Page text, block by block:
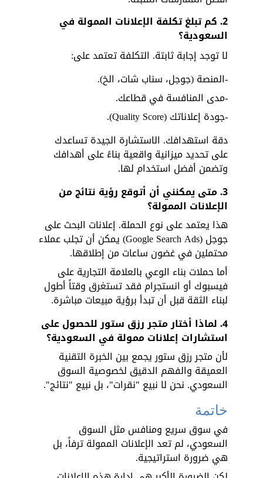
2. كم تبلغ تكلفة الإعلانات الممولة في
السعودية؟
لا توجد إجابة ثابتة. التكلفة تعتمد على:
-المنصة (جوجل، سناب شات، الخ).
-مدى المنافسة في قطاعك.
-جودة إعلاناتك (Quality Score).
دقة استهدافك. الاستشارة الجيدة تساعدك
على تحديد ميزانية واقعية بناءً على أهدافك
وتضمن أفضل استخدام لها.
3. متى يمكنني أن أتوقع رؤية نتائج من
الإعلانات الممولة؟
هذا يعتمد على نوع الحملة. إعلانات البحث على
جوجل (Google Search Ads) يمكن أن تجلب عملاء
محتملين في غضون ساعات من إطلاقها.
أما حملات بناء الوعي بالعلامة التجارية على
فيسبوك أو انستجرام فقد تستغرق وقتاً أطول
لبناء الثقة قبل أن تبدأ برؤية مبيعات مباشرة.
4. لماذا أختار متجر رزق ستور للحصول على
استشارات إعلانات ممولة في السعودية؟
لأن متجر رزق ستور يجمع بين الخبرة التقنية
العميقة والفهم الدقيق لخصوصية السوق
السعودي. نحن لا نبيع "نقرات"، بل نبيع "نتائج".
خاتمة
في سوق سريع ومنافس مثل السوق
السعودي، لم تعد الإعلانات الممولة ترفاً، بل
هي ضرورة استراتيجية.